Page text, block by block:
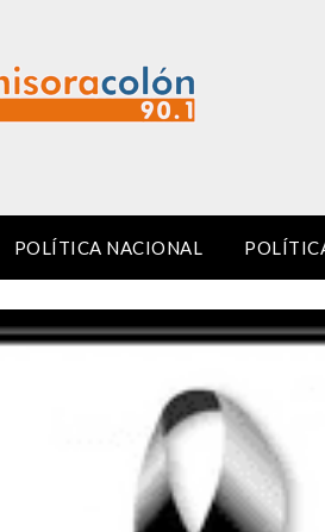
POLÍTICA NACIONAL